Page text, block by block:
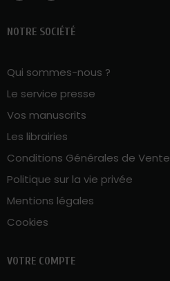
NOTRE SOCIÉTÉ
Qui sommes-nous ?
Le service presse
Vos manuscrits
Les librairies
Conditions Générales de Vente
Politique sur la vie privée
Mentions légales
Cookies
VOTRE COMPTE